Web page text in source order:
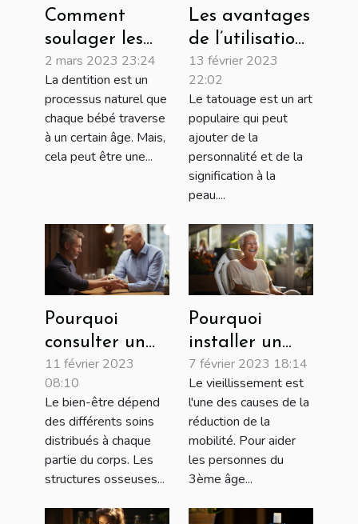
Comment
soulager les
poussées
dentaires chez
le bébé ?
2 mars 2023 23:24
La dentition est un
processus naturel que
chaque bébé traverse
à un certain âge. Mais,
cela peut être une...
Les avantages
de l’utilisation
de l’huile de
coco après le
tatouage
13 février 2023
22:02
Le tatouage est un art
populaire qui peut
ajouter de la
personnalité et de la
signification à la
peau....
Pourquoi
consulter un
Ostéopathe ?
11 février 2023
08:10
Le bien-être dépend
des différents soins
distribués à chaque
partie du corps. Les
structures osseuses...
Pourquoi
installer un
monte-
escalier?
7 février 2023 18:14
Le vieillissement est
l'une des causes de la
réduction de la
mobilité. Pour aider
les personnes du
3ème âge...